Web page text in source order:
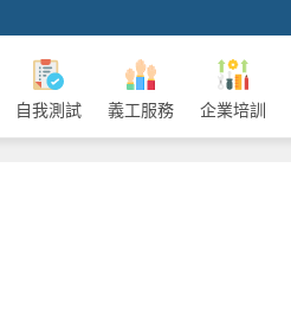
自我測試 義工服務 企業培訓